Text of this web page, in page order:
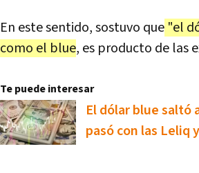
En este sentido, sostuvo que "el
como el blue, es producto de las
Te puede interesar
El dólar blue saltó
pasó con las Leliq